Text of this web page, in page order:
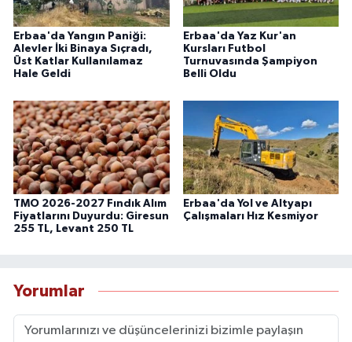
Erbaa'da Yangın Paniği:
Alevler İki Binaya Sıçradı,
Üst Katlar Kullanılamaz
Hale Geldi
Erbaa'da Yaz Kur'an
Kursları Futbol
Turnuvasında Şampiyon
Belli Oldu
TMO 2026-2027 Fındık Alım
Fiyatlarını Duyurdu: Giresun
255 TL, Levant 250 TL
Erbaa'da Yol ve Altyapı
Çalışmaları Hız Kesmiyor
Yorumlar